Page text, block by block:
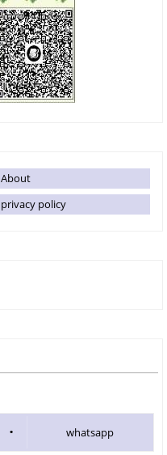
About
privacy policy
whatsapp